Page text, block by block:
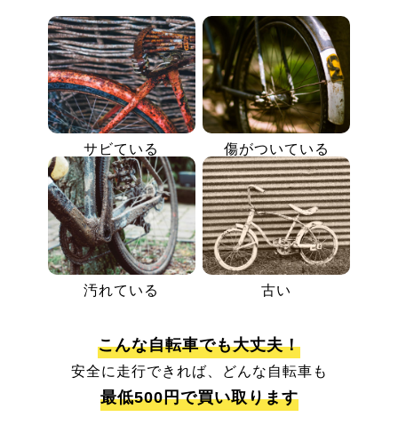
サビている 傷がついている
汚れている 古い
こんな自転車でも大丈夫！
安全に走行できれば、どんな自転車も
最低500円で買い取ります